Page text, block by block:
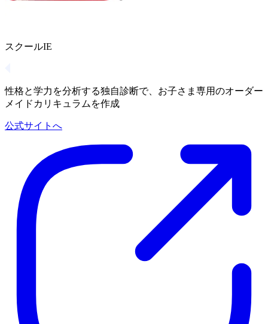
スクールIE
性格と学力を分析する独自診断で、お子さま専用のオーダー
メイドカリキュラムを作成
公式サイトへ